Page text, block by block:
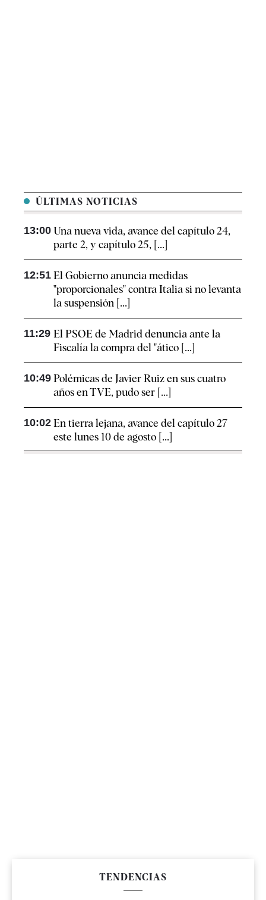
ÚLTIMAS NOTICIAS
13:00 Una nueva vida, avance del capítulo 24,
parte 2, y capítulo 25, [...]
12:51 El Gobierno anuncia medidas
"proporcionales" contra Italia si no levanta
la suspensión [...]
11:29 El PSOE de Madrid denuncia ante la
Fiscalía la compra del "ático [...]
10:49 Polémicas de Javier Ruiz en sus cuatro
años en TVE, pudo ser [...]
10:02 En tierra lejana, avance del capítulo 27
este lunes 10 de agosto [...]
TENDENCIAS